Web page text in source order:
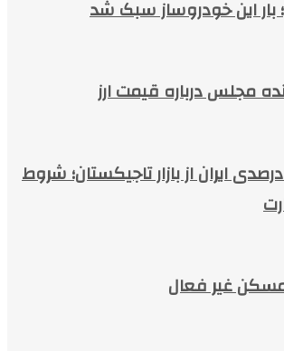
بار این خودروساز سبک شد
۳.۵ درصدی ایران از بازار تاجیکستان؛ شروط
غیر فعال